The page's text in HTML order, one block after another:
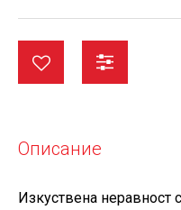
Описание
Изкуствена неравност